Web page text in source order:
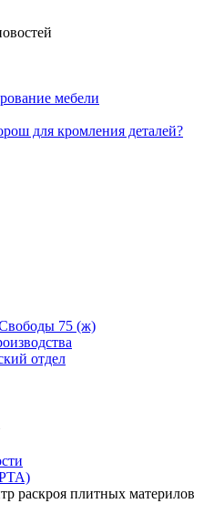
мебели
для кромления деталей?
75 (ж)
отдел
раскроя плитных материлов